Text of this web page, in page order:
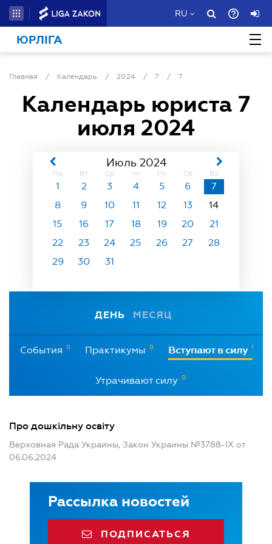
RU
ЮРЛІГА
Главная / Календарь / 2024 / 7 / 7
Календарь юриста 7
июля 2024
Июль 2024
Пн Вт Ср Чт Пт Сб Вс
1 2 3 4 5 6
7
8
9 10 11 12 13
14
15
16 17 18 19 20
21
22
23 24 25 26 27
28
29
30 31
ДЕНЬ МЕСЯЦ
События 0 Практикумы 0 Вступают в силу 1
Утрачивают силу 0
Про дошкільну освіту
Верховная Рада Украины, Закон Украины №3788-IX от
06.06.2024
Рассылка новостей
ПОДПИСАТЬСЯ